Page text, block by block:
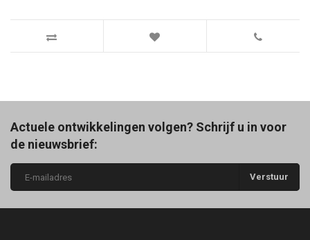
Actuele ontwikkelingen volgen? Schrijf u in voor
de nieuwsbrief:
Verstuur